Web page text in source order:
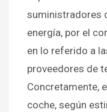
suministradores
energía, por el
en lo referido a
proveedores de
Concretamente,
coche, según